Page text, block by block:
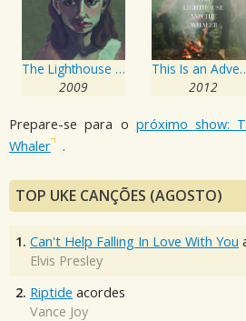
The Lighthouse And The Whaler
2009
This Is
2012
Prepare-se para o próximo show:
Whaler
.
TOP UKE CANÇÕES (AGOSTO)
1. Can't Help Falling In Love With You
Elvis Presley
2. Riptide acordes
Vance Joy